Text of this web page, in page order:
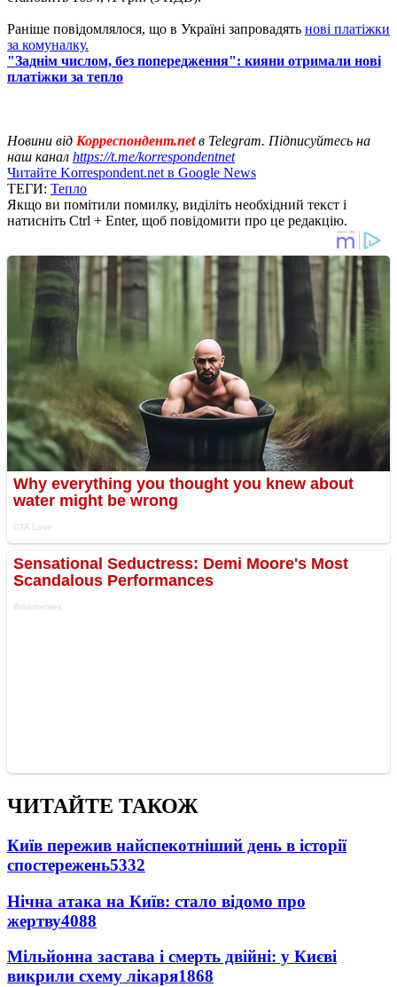
Раніше повідомлялося, що в Україні запровадять нові платіжки
за комуналку.
"Заднім числом, без попередження": кияни отримали нові
платіжки за тепло
Новини від Корреспондент.netв Telegram. Підписуйтесь на
наш канал https://t.me/korrespondentnet
Читайте Korrespondent.net в Google News
ТЕГИ: Тепло
Якщо ви помітили помилку, виділіть необхідний текст і
натисніть Ctrl + Enter, щоб повідомити про це редакцію.
ЧИТАЙТЕ ТАКОЖ
Київ пережив найспекотніший день в історії
спостережень5332
Нічна атака на Київ: стало відомо про
жертву4088
Мільйонна застава і смерть двійні: у Києві
викрили схему лікаря1868